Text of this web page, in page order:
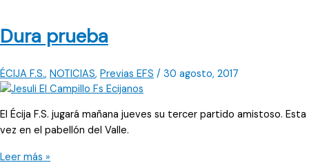
plantilla
Dura prueba
ÉCIJA F.S., NOTICIAS, Previas EFS / 30 agosto, 2017
El Écija F.S. jugará mañana jueves su tercer partido amistoso. Esta
vez en el pabellón del Valle.
Dura
Leer más »